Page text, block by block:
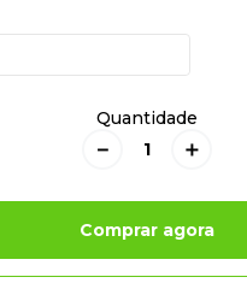
Quantidade
＋
－
Comprar agora